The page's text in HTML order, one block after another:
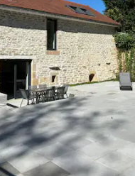
5 sur la base de 474